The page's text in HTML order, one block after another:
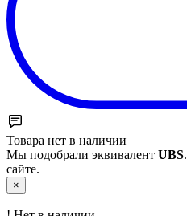
Товара нет в наличии
Мы подобрали эквивалент UBS
сайте.
×